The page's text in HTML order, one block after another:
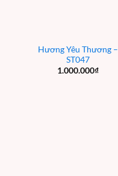
Hương Yêu Thương –
ST047
1.000.000₫